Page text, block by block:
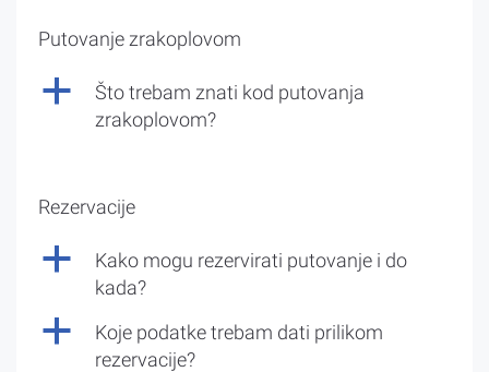
Putovanje zrakoplovom
a
Što trebam znati kod putovanja
zrakoplovom?
Rezervacije
a
Kako mogu rezervirati putovanje i do
kada?
a
Koje podatke trebam dati prilikom
rezervacije?